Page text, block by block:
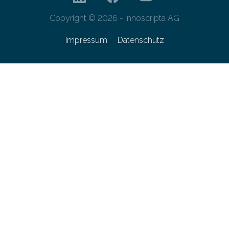
Copyright © 2026 - innoscripta AG
Impressum Datenschutz